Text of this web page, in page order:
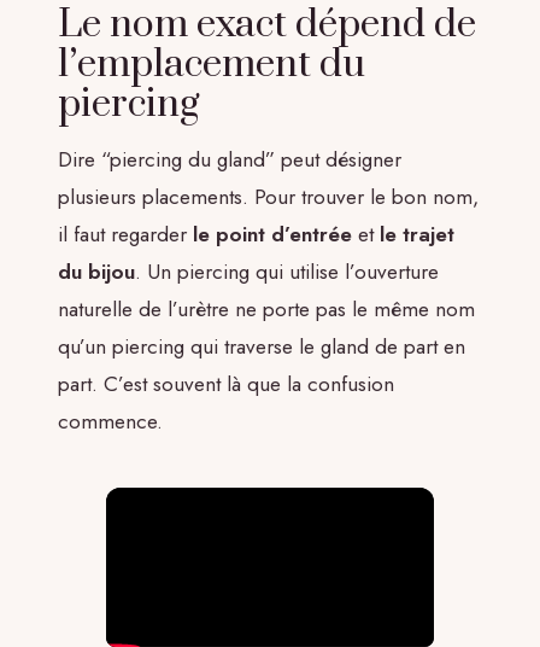
Le nom exact dépend de
l’emplacement du
piercing
Dire “piercing du gland” peut désigner
plusieurs placements. Pour trouver le bon nom,
il faut regarder le point d’entrée et le trajet
du bijou. Un piercing qui utilise l’ouverture
naturelle de l’urètre ne porte pas le même nom
qu’un piercing qui traverse le gland de part en
part. C’est souvent là que la confusion
commence.